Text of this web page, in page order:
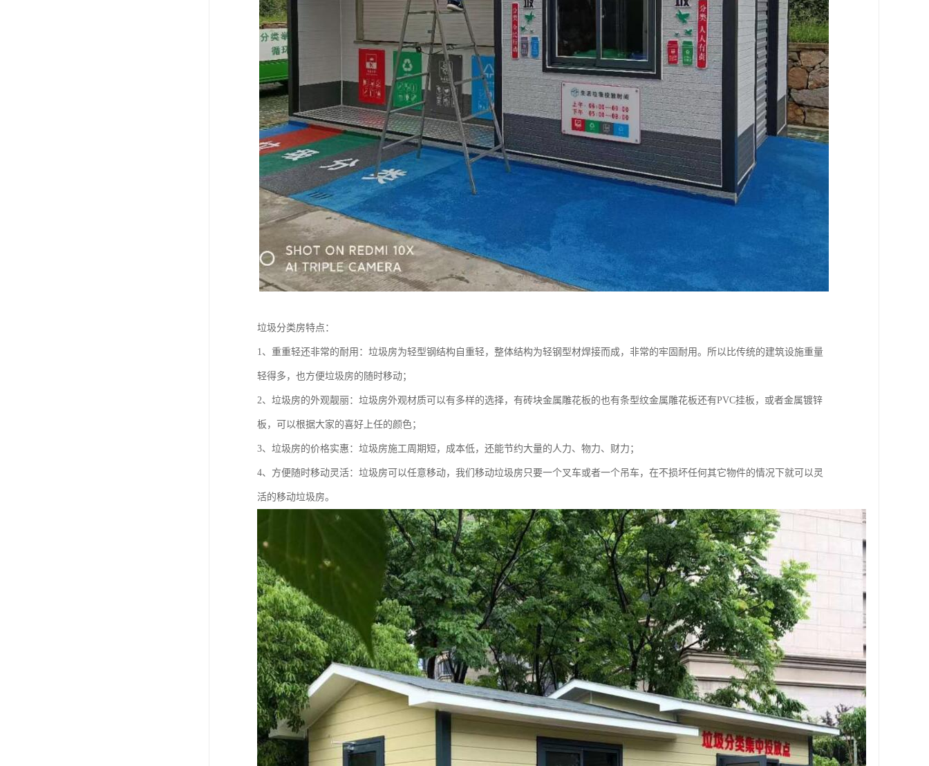
垃圾分类房特点：
1、重重轻还非常的耐用：垃圾房为轻型钢结构自重轻，整体结构为轻钢型材焊接而成，非常的牢固耐用。所以比传统的建筑设施重量
轻得多，也方便垃圾房的随时移动；
2、垃圾房的外观靓丽：垃圾房外观材质可以有多样的选择，有砖块金属雕花板的也有条型纹金属雕花板还有PVC挂板，或者金属镀锌
板，可以根据大家的喜好上任的颜色；
3、垃圾房的价格实惠：垃圾房施工周期短，成本低，还能节约大量的人力、物力、财力；
4、方便随时移动灵活：垃圾房可以任意移动，我们移动垃圾房只要一个叉车或者一个吊车，在不损坏任何其它物件的情况下就可以灵
活的移动垃圾房。